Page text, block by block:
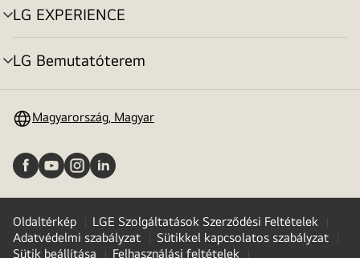
LG EXPERIENCE
menu
toggle
LG Bemutatóterem
menu
Magyarország, Magyar
Oldaltérkép
LGE Szolgáltatások Szerződési Feltételek
Adatvédelmi szabályzat
Sütikkel kapcsolatos szabályzat
Sütik beállítása
Felhasználási feltételek